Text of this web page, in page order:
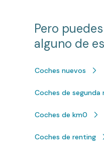
Pero
alguno de
Coches nuevos
Coches de segunda
Coches de km0
Coches de renting